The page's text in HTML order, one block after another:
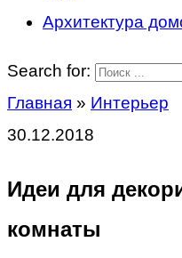
Архитектура
Search for:
Главная » Интерьер
30.12.2018
Идеи для
комнаты